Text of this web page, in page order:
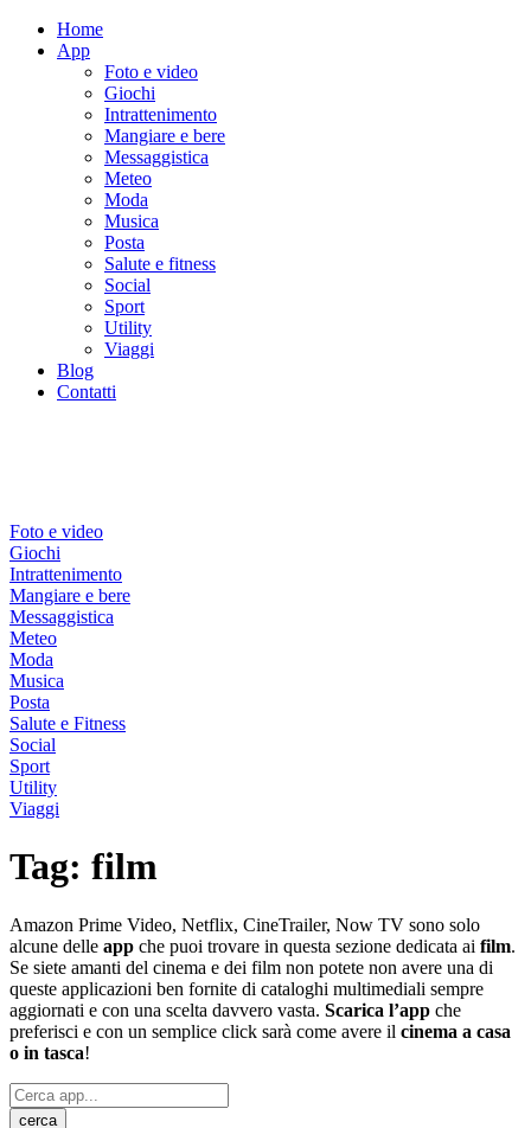
Home
App
Foto e video
Giochi
Intrattenimento
Mangiare e bere
Messaggistica
Meteo
Moda
Musica
Posta
Salute e fitness
Social
Sport
Utility
Viaggi
Blog
Contatti
Foto e video
Giochi
Intrattenimento
Mangiare e bere
Messaggistica
Meteo
Moda
Musica
Posta
Salute e Fitness
Social
Sport
Utility
Viaggi
Tag: film
Amazon Prime Video, Netflix, CineTrailer, Now TV sono solo
alcune delle app che puoi trovare in questa sezione dedicata ai film.
Se siete amanti del cinema e dei film non potete non avere una di
queste applicazioni ben fornite di cataloghi multimediali sempre
aggiornati e con una scelta davvero vasta. Scarica l’app che
preferisci e con un semplice click sarà come avere il cinema a casa
o in tasca!